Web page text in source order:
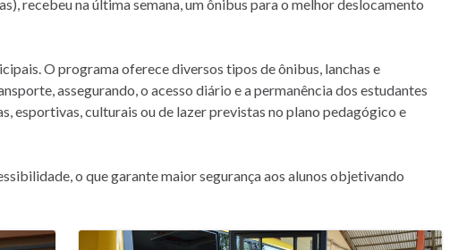
recebeu na última semana, um ônibus para o melhor deslocamento
O programa oferece diversos tipos de ônibus, lanchas e
assegurando, o acesso diário e a permanência dos estudantes
esportivas, culturais ou de lazer previstas no plano pedagógico e
o que garante maior segurança aos alunos objetivando